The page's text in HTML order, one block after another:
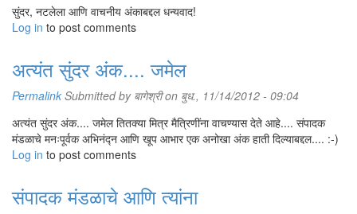
सुंदर, नटलेला आणि वाचनीय अंकाबद्दल धन्यवाद!
Log in to post comments
अत्यंत सुंदर अंक.... जमेल
Permalink Submitted by बागेश्रीon बुध., 11/14/2012 - 09:04
अत्यंत सुंदर अंक.... जमेल तितक्या मित्र मैत्रिणींना वाचण्यास देते आहे.... संपादक
मंडळाचे मनःपूर्वक अभिनंद्न आणि खूप आभार एक अनोखा अंक हाती दिल्याबद्दल.... :-)
Log in to post comments
संपादक मंडळाचे आणि त्यांना